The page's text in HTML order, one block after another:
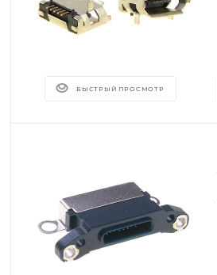
БЫСТРЫЙ ПРОСМОТР